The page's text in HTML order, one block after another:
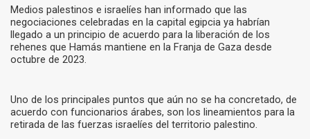
Medios palestinos e israelíes han informado que las
negociaciones celebradas en la capital egipcia ya habrían
llegado a un principio de acuerdo para la liberación de los
rehenes que Hamás mantiene en la Franja de Gaza desde
octubre de 2023.
Uno de los principales puntos que aún no se ha concretado, de
acuerdo con funcionarios árabes, son los lineamientos para la
retirada de las fuerzas israelíes del territorio palestino.